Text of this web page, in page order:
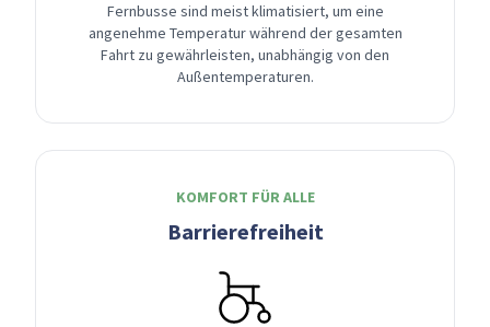
Fernbusse sind meist klimatisiert, um eine
angenehme Temperatur während der gesamten
Fahrt zu gewährleisten, unabhängig von den
Außentemperaturen.
KOMFORT FÜR ALLE
Barrierefreiheit